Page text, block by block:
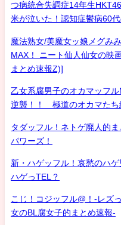
つ病統合失調症14年生
米が泣いた！認知症鬱病60
魔法熟女/美魔女ッ娘メグみ
MAX！ ニート仙人仙女の映
まとめ速報Z)]
乙女系腐男子のオカマッフ
逆襲！！ 極道のオカマたち
タダッフル！ネトゲ廃人的
パワーズ！
新・ハゲッフル！哀愁のハ
ハゲっTEL？
こじ！コジッフル@！-レズ
女のBL腐女子的まとめ速報-